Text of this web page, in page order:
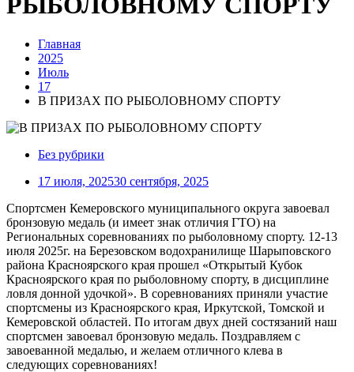
Главная
2025
Июль
17
В ПРИЗАХ ПО РЫБОЛОВНОМУ СПОРТУ
Без рубрики
17 июля, 202530 сентября, 2025
Спортсмен Кемеровского муниципального округа завоевал
бронзовую медаль (и имеет знак отличия ГТО) на
Региональных соревнованиях по рыболовному спорту. 12-13
июля 2025г. на Березовском водохранилище Шарыповского
района Красноярского края прошел «Открытый Кубок
Красноярского края по рыболовному спорту, в дисциплине
ловля донной удочкой». В соревнованиях приняли участие
спортсмены из Красноярского края, Иркутской, Томской и
Кемеровской областей. По итогам двух дней состязаний наш
спортсмен завоевал бронзовую медаль. Поздравляем с
завоеванной медалью, и желаем отличного клева в
следующих соревнованиях!